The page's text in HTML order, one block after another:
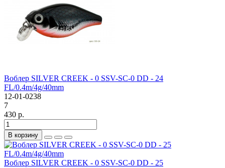
Воблер SILVER CREEK - 0 SSV-SC-0 DD - 24
FL/0.4m/4g/40mm
12-01-0238
7
430 р.
В корзину
Воблер SILVER CREEK - 0 SSV-SC-0 DD - 25